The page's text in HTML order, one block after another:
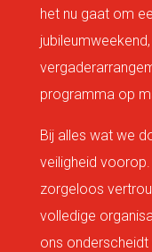
het nu gaat om
programma op
Bij alles wat we
veiligheid
zorgeloos
volledige
ons onderscheidt